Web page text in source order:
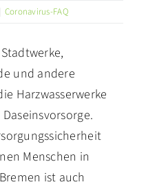
Coronavirus-FAQ
und andere
Harzwasserwerke
Menschen in
ist auch